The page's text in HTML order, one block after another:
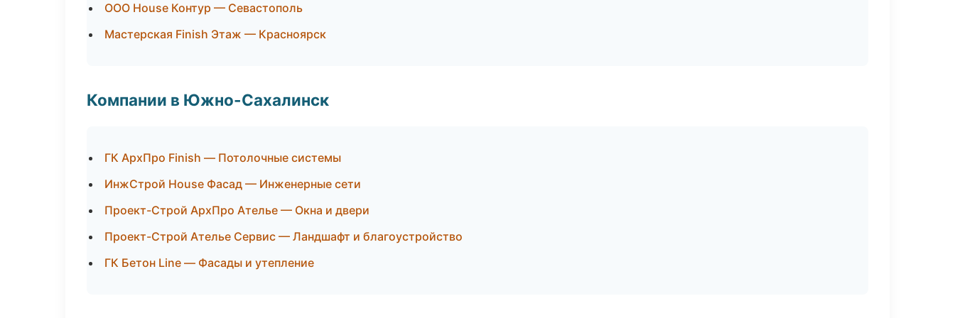
ООО House Контур — Севастополь
Мастерская Finish Этаж — Красноярск
Компании в Южно-Сахалинск
ГК АрхПро Finish — Потолочные системы
ИнжСтрой House Фасад — Инженерные сети
Проект-Строй АрхПро Ателье — Окна и двери
Проект-Строй Ателье Сервис — Ландшафт и благоустройство
ГК Бетон Line — Фасады и утепление